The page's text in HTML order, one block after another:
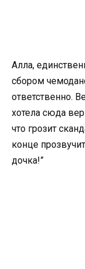
Алла,
сбором
ответственно.
хотела сюда
что грозит
конце
дочка!”